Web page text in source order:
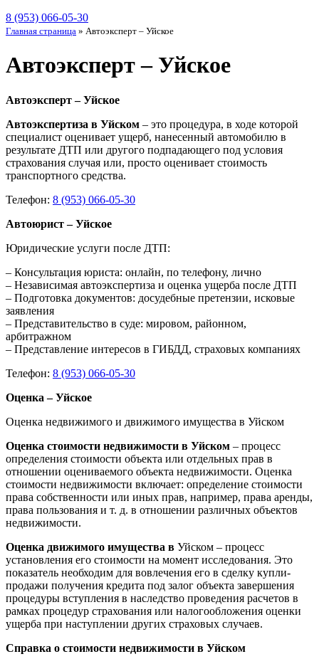
8 (953) 066-05-30
Главная страница » Автоэксперт – Уйское
Автоэксперт – Уйское
Автоэксперт – Уйское
Автоэкспертиза в Уйском – это процедура, в ходе которой
специалист оценивает ущерб, нанесенный автомобилю в
результате ДТП или другого подпадающего под условия
страхования случая или, просто оценивает стоимость
транспортного средства.
Телефон: 8 (953) 066-05-30
Автоюрист – Уйское
Юридические услуги после ДТП:
– Консультация юриста: онлайн, по телефону, лично
– Независимая автоэкспертиза и оценка ущерба после ДТП
– Подготовка документов: досудебные претензии, исковые
заявления
– Представительство в суде: мировом, районном,
арбитражном
– Представление интересов в ГИБДД, страховых компаниях
Телефон: 8 (953) 066-05-30
Оценка – Уйское
Оценка недвижимого и движимого имущества в Уйском
Оценка стоимости недвижимости в Уйском – процесс
определения стоимости объекта или отдельных прав в
отношении оцениваемого объекта недвижимости. Оценка
стоимости недвижимости включает: определение стоимости
права собственности или иных прав, например, права аренды,
права пользования и т. д. в отношении различных объектов
недвижимости.
Оценка движимого имущества в Уйском – процесс
установления его стоимости на момент исследования. Это
показатель необходим для вовлечения его в сделку купли-
продажи получения кредита под залог объекта завершения
процедуры вступления в наследство проведения расчетов в
рамках процедур страхования или налогообложения оценки
ущерба при наступлении других страховых случаев.
Справка о стоимости недвижимости в Уйском